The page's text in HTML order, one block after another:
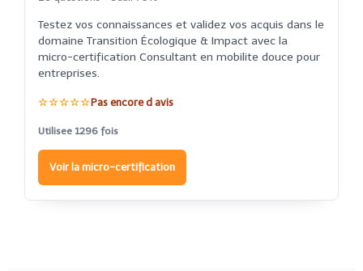
Testez vos connaissances et validez vos acquis dans le
domaine Transition Écologique & Impact avec la
micro-certification Consultant en mobilite douce pour
entreprises.
☆☆☆☆☆Pas encore d avis
Utilisee 1296 fois
Voir la micro-certification